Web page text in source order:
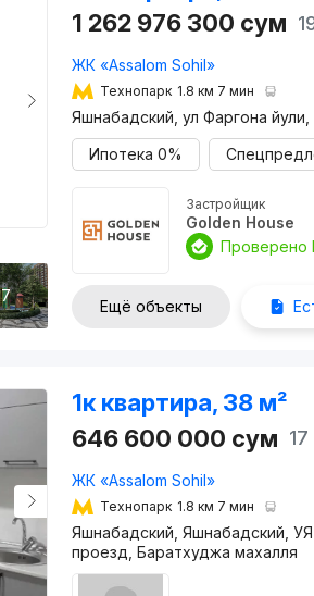
1 262 976 300 сум
ЖК «Assalom Sohil»
Технопарк 1.8 км 7 мин
Яшнабадский, ул Фаргона йули,
Ипотека0%
Застройщик
Golden House
Проверено
Ещё объекты
1к квартира, 38 м²
646 600 000 сум
ЖК «Assalom Sohil»
Технопарк 1.8 км 7 мин
Яшнабадский, Яшнабадский,
проезд, Баратхуджа махалля